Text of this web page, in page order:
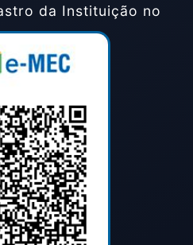
da Instituição no